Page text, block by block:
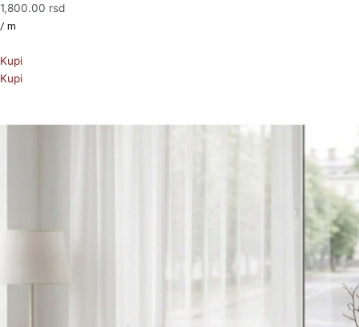
1,800.00 rsd
/ m
Kupi
Kupi